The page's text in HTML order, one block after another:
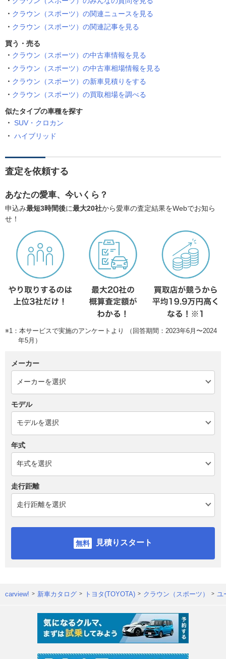
クラウン（スポーツ）の関連ニュースを見る
クラウン（スポーツ）の関連記事を見る
買う・売る
クラウン（スポーツ）の中古車情報を見る
クラウン（スポーツ）の中古車相場情報を見る
クラウン（スポーツ）の新車見積りをする
クラウン（スポーツ）の買取相場を調べる
似たタイプの車種を探す
SUV・クロカン
ハイブリッド
査定を依頼する
あなたの愛車、今いくら？
申込み最短3時間後に最大20社から愛車の査定結果をWebでお知ら
せ！
※1：本サービスで実施のアンケートより （回答期間：2023年6月〜2024
年5月）
メーカー
モデル
年式
走行距離
見積りスタート
carview! 新車カタログ トヨタ(TOYOTA) クラウン（スポーツ） ユ